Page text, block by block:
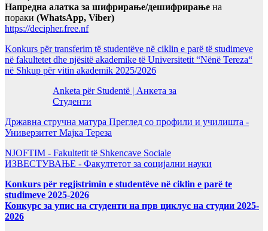
Напредна алатка за шифрирање/дешифрирање на
пораки (WhatsApp, Viber)
https://decipher.free.nf
Konkurs për transferim të studentëve në ciklin e parë të studimeve
në fakultetet dhe njësitë akademike të Universitetit “Nënë Tereza“
në Shkup për vitin akademik 2025/2026
Anketa për Studentë | Анкета за
Студенти
Државна стручна матура Преглед со профили и училишта -
Универзитет Мајка Тереза
NJOFTIM - Fakultetit të Shkencave Sociale
ИЗВЕСТУВАЊЕ - Факултетот за социјални науки
Konkurs për regjistrimin e studentëve në ciklin e parë te
studimeve 2025-2026
Конкурс за упис на студенти на прв циклус на студии 2025-
2026